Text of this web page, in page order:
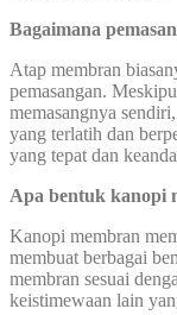
Bagaimana
Atap membran
pemasangan.
memasangnya
yang terlatih dan
yang tepat dan
Apa bentuk kanopi
Kanopi membran
membuat berbagai
membran sesuai
keistimewaan lain